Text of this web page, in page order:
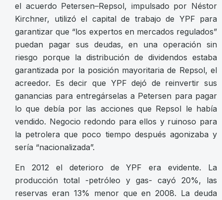
el acuerdo Petersen–Repsol, impulsado por Néstor
Kirchner, utilizó el capital de trabajo de YPF para
garantizar que “los expertos en mercados regulados”
puedan pagar sus deudas, en una operación sin
riesgo porque la distribución de dividendos estaba
garantizada por la posición mayoritaria de Repsol, el
acreedor. Es decir que YPF dejó de reinvertir sus
ganancias para entregárselas a Petersen para pagar
lo que debía por las acciones que Repsol le había
vendido. Negocio redondo para ellos y ruinoso para
la petrolera que poco tiempo después agonizaba y
sería “nacionalizada”.
En 2012 el deterioro de YPF era evidente. La
producción total -petróleo y gas- cayó 20%, las
reservas eran 13% menor que en 2008. La deuda